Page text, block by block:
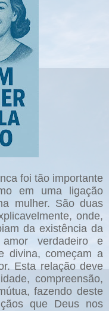
foi tão importante
em uma ligação
mulher. São duas
onde,
da existência da
verdadeiro e
divina, começam a
Esta relação deve
compreensão,
fazendo deste
que Deus nos